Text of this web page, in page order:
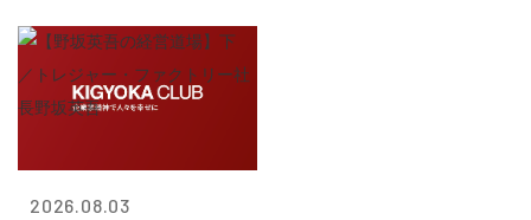
2026.08.03